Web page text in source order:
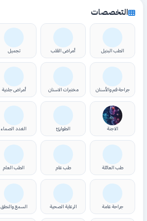
التخصصات
الطب البديل أمراض القلب تجميل
جراحة فم والأسنان مختبرات الاسنان أمراض جلدية
الاجنة الطوارئ الغدد الصماء
طب العائلة طب عام الطب العام
جراحة عامة الرعاية الصحية السمع والنطق